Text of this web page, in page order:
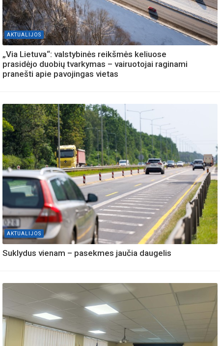
AKTUALIJOS
„Via Lietuva“: valstybinės reikšmės keliuose
prasidėjo duobių tvarkymas – vairuotojai raginami
pranešti apie pavojingas vietas
AKTUALIJOS
Suklydus vienam – pasekmes jaučia daugelis